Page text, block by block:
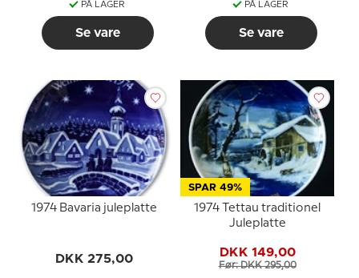
PÅ LAGER
Se vare
PÅ LAGER
Se vare
1974 Bavaria juleplatte
DKK 275,00
SPAR 49%
1974 Tettau traditionel
Juleplatte
DKK 149,00
Før: DKK 295,00